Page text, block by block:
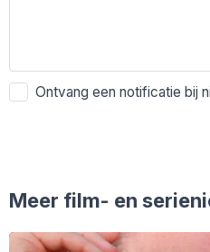
Ontvang een notificatie bij
Meer film- en